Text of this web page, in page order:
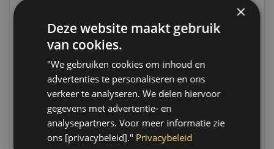
Diesel Super High
Performance | 1 liter |
Op voorraad
Op werkdagen voor 14.00
uur besteld, dezelfde dag
verzonden. Boven de 50,-
gratis verzending. (NL & BE)
MPM Motorolie 15W40
Mineraal | 1 Liter |
Op voorraad
Op werkdagen voor 14.00
uur besteld, dezelfde dag
verzonden. Boven de 50,-
gratis verzending. (NL & BE)
€12,35
×
Deze website maakt gebruik
van cookies.
"We gebruiken cookies om inhoud en
advertenties te personaliseren en ons
verkeer te analyseren. We delen hiervoor
gegevens met advertentie- en
analysepartners. Voor meer informatie zie
ons [privacybeleid]." Privacybeleid